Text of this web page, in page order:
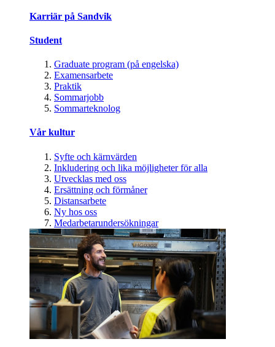
Karriär på Sandvik
Student
Graduate program (på engelska)
Examensarbete
Praktik
Sommarjobb
Sommarteknolog
Vår kultur
Syfte och kärnvärden
Inkludering och lika möjligheter för alla
Utvecklas med oss
Ersättning och förmåner
Distansarbete
Ny hos oss
Medarbetarundersökningar